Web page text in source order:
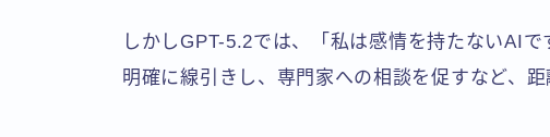
しかしGPT-5.2では、「私は感情を持たないAI
明確に線引きし、専門家への相談を促すなど、距